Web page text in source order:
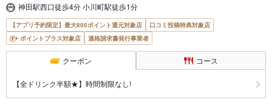
神田駅西口徒歩4分 小川町駅徒歩1分
【アプリ予約限定】最大800ポイント還元対象店
口コミ投稿特典対象店
ポイントプラス対象店
適格請求書発行事業者
クーポン コース
【全ドリンク半額★】時間制限なし!